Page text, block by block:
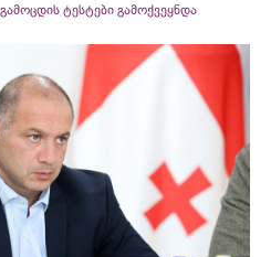
ტესტები გამოქვეყნდა